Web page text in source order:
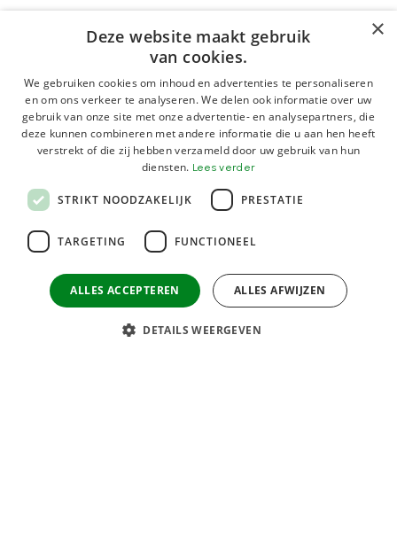
×
Deze website maakt gebruik
van cookies.
We gebruiken cookies om inhoud en advertenties te personaliseren
en om ons verkeer te analyseren. We delen ook informatie over uw
gebruik van onze site met onze advertentie- en analysepartners, die
deze kunnen combineren met andere informatie die u aan hen heeft
verstrekt of die zij hebben verzameld door uw gebruik van hun
diensten. Lees verder
STRIKT NOODZAKELIJK PRESTATIE
TARGETING FUNCTIONEEL
ALLES ACCEPTEREN ALLES AFWIJZEN
DETAILS WEERGEVEN